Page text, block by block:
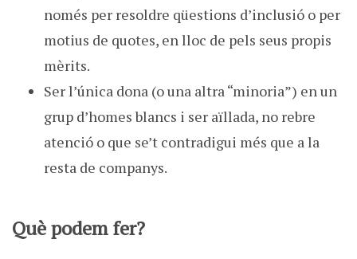
només per resoldre qüestions d’inclusió o per
motius de quotes, en lloc de pels seus propis
mèrits.
Ser l’única dona (o una altra “minoria”) en un
grup d’homes blancs i ser aïllada, no rebre
atenció o que se’t contradigui més que a la
resta de companys.
Què podem fer?